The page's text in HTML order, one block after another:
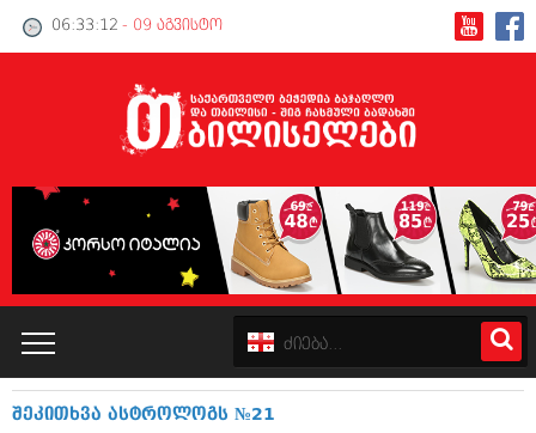
06:33:13 - 09 აგვისტო
კატალოგი
შეკითხვა ასტროლოგს №21